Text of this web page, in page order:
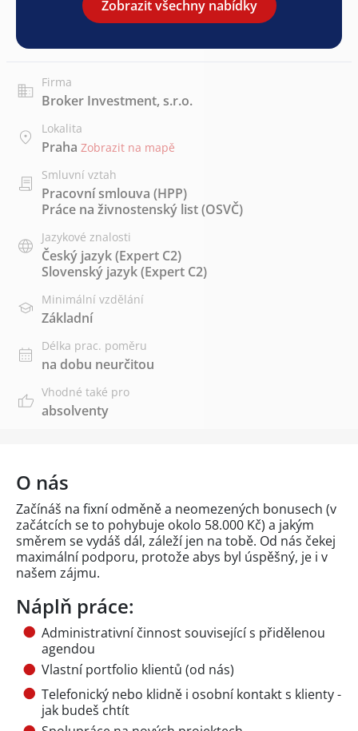
Zobrazit všechny nabídky
Firma
Broker Investment, s.r.o.
Lokalita
Praha Zobrazit na mapě
Smluvní vztah
Pracovní smlouva (HPP)
Práce na živnostenský list (OSVČ)
Jazykové znalosti
Český jazyk(Expert C2)
Slovenský jazyk(Expert C2)
Minimální vzdělání
Základní
Délka prac. poměru
na dobu neurčitou
Vhodné také pro
absolventy
O nás
Začínáš na fixní odměně a neomezených bonusech (v
začátcích se to pohybuje okolo 58.000 Kč) a jakým
směrem se vydáš dál, záleží jen na tobě. Od nás čekej
maximální podporu, protože abys byl úspěšný, je i v
našem zájmu.
Náplň práce:
Administrativní činnost související s přidělenou
agendou
Vlastní portfolio klientů (od nás)
Telefonický nebo klidně i osobní kontakt s klienty -
jak budeš chtít